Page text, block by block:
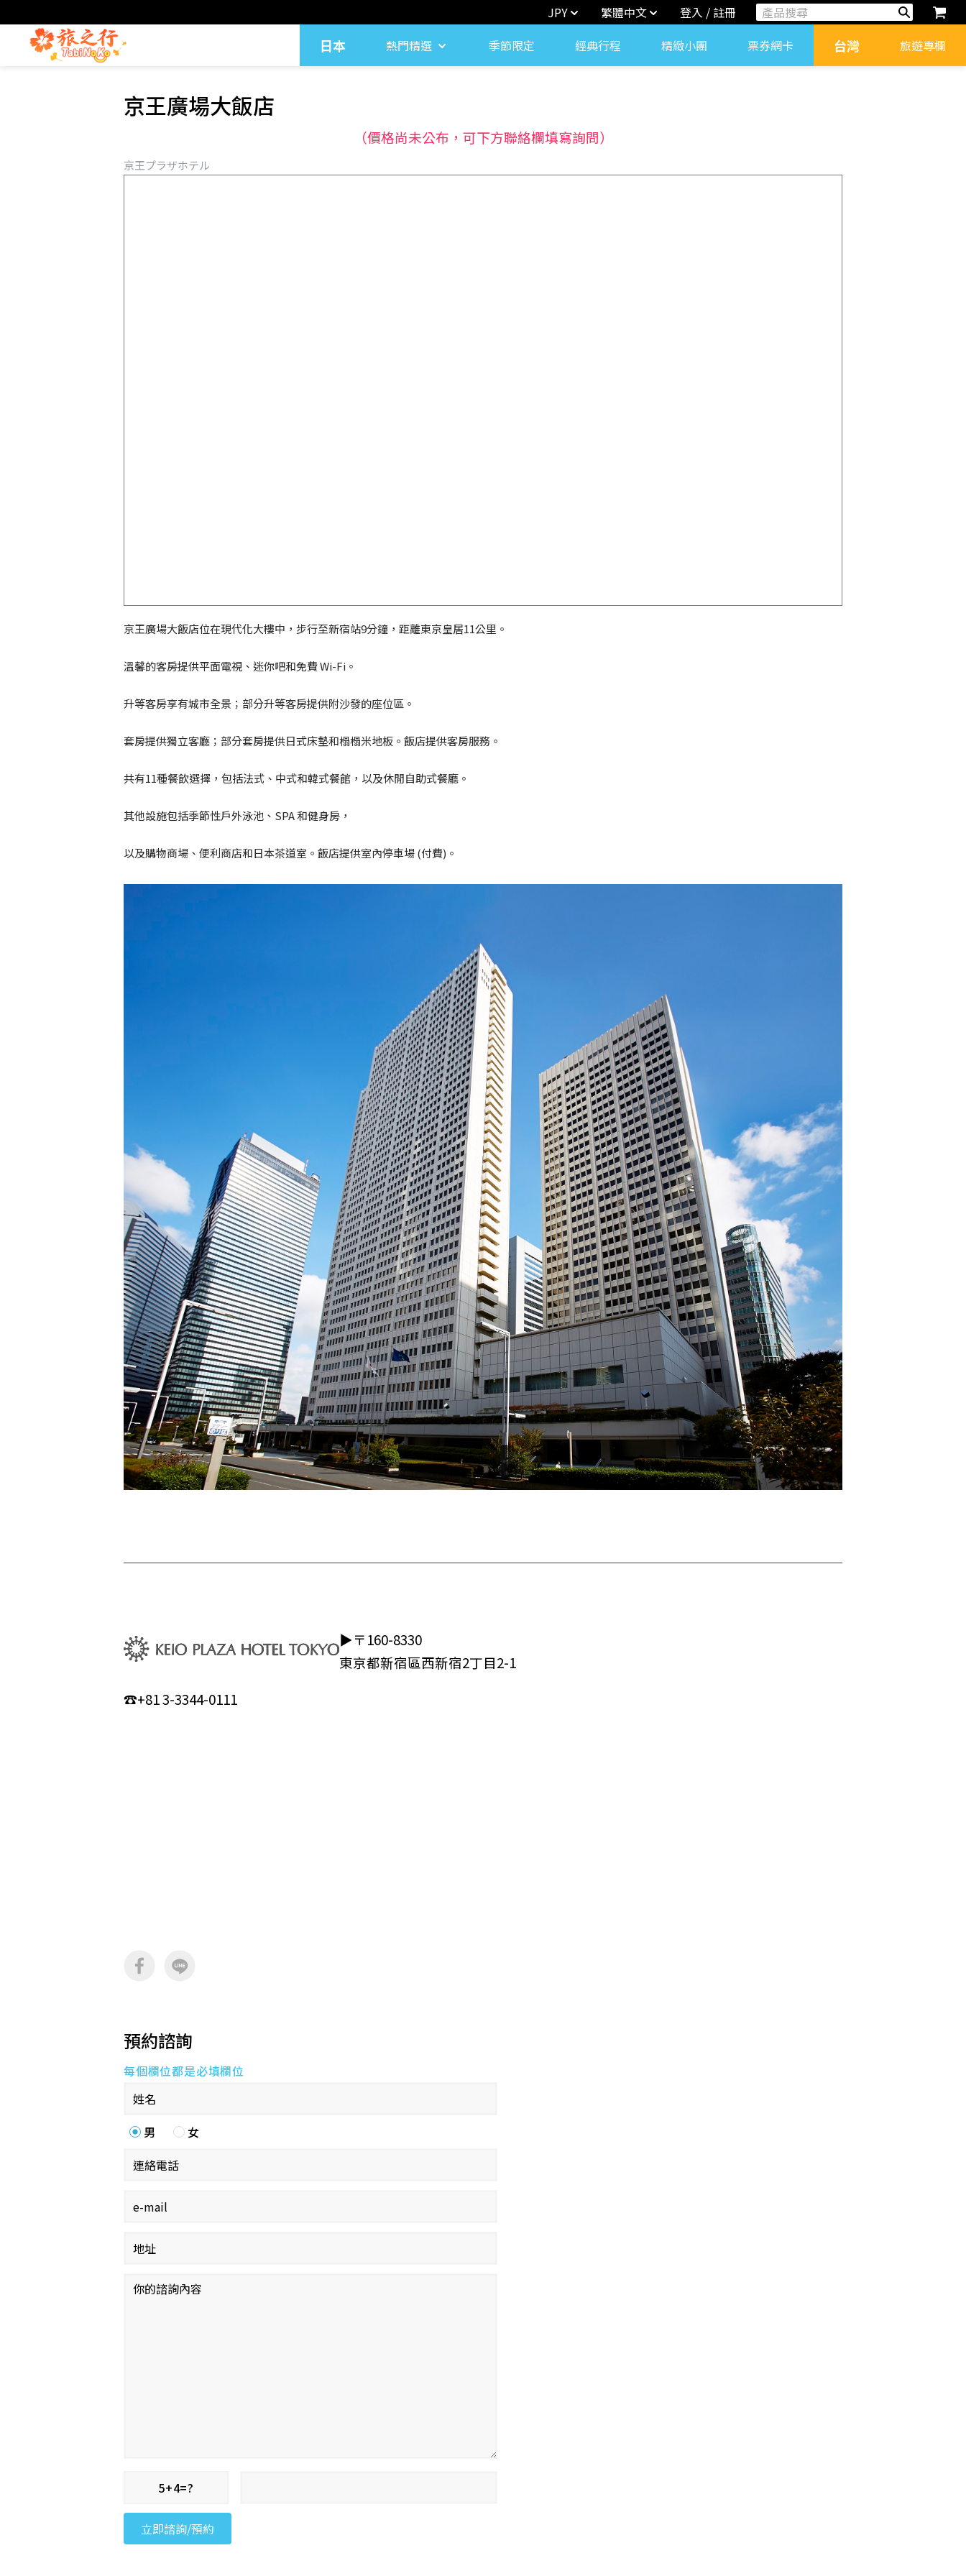
京王廣場大飯店
（價格尚未公布，可下方聯絡欄填寫詢問）
京王プラザホテル
京王廣場大飯店位在現代化大樓中，步行至新宿站9分鐘，距離東京皇居11公里。
溫馨的客房提供平面電視、迷你吧和免費 Wi-Fi。
升等客房享有城市全景；部分升等客房提供附沙發的座位區。
套房提供獨立客廳；部分套房提供日式床墊和榻榻米地板。飯店提供客房服務。
共有11種餐飲選擇，包括法式、中式和韓式餐館，以及休閒自助式餐廳。
其他設施包括季節性戶外泳池、SPA 和健身房，
以及購物商場、便利商店和日本茶道室。飯店提供室內停車場 (付費)。
▶〒160-8330
東京都新宿區西新宿2丁目2-1
☎+81 3-3344-0111
預約諮詢
每個欄位都是必填欄位
男 女
5+4=?
JPY 繁體中文 登入 / 註冊
日本 熱門精選 季節限定 經典行程 精緻小團 票券網卡 台灣 旅遊專欄